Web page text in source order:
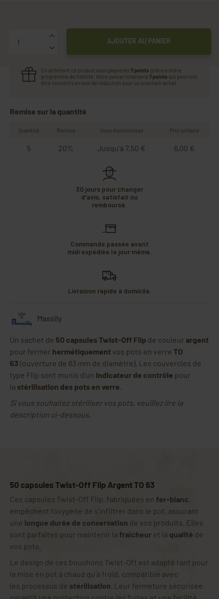
AJOUTER AU PANIER
En achetant ce produit vous gagnerez 7 points grâce à notre
programme de fidélité. Votre panier totalisera 7 points qui pourront
être convertis en bon de réduction pour un prochain achat.
Remise sur la quantité
Quantité Remise Vous économisez Prix unitaire
5 20% Jusqu'à 7,50 € 6,00 €
30 jours pour changer
d'avis, satisfait ou
remboursé.
Commande passée avant
midi expédiée le jour même.
Livraison rapide à domicile.
Massily
Un sachet de 50 capsules Twist-Off Flip de couleur argent
pour fermer hermétiquement vos pots en verre TO
63 (ouverture de 63 mm de diamètre). Les couvercles de
type Flip sont munis d'un indicateur de contrôle pour
la stérilisation des pots en verre
Si vous souhaitez stériliser vos pots, veuillez lire la
description ci-dessous.
50 capsules Twist-Off Flip Argent TO 63
Ces capsules Twist-Off Flip, fabriquées en fer-blanc,
empêchent l'oxygène de s'infiltrer dans le pot, assurant
une longue durée de conservation de vos produits. Elles
sont parfaites pour maintenir la fraîcheur et la qualité de
vos pots.
Le design de ces bouchons Twist-Off est adapté tant pour
la mise en pot à chaud qu'à froid, compatible avec
les processus de stérilisation . Leur fermeture sécurisée
garantit une protection contre les fuites et une facilité